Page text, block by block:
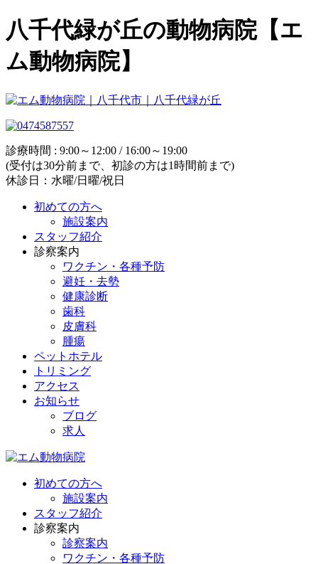
八千代緑が丘の動物病院【エ
ム動物病院】
診療時間 : 9:00～12:00 / 16:00～19:00
(受付は30分前まで、初診の方は1時間前まで)
休診日：水曜/日曜/祝日
初めての方へ
施設案内
スタッフ紹介
診察案内
ワクチン・各種予防
避妊・去勢
健康診断
歯科
皮膚科
腫瘍
ペットホテル
トリミング
アクセス
お知らせ
ブログ
求人
初めての方へ
施設案内
スタッフ紹介
診察案内
診察案内
ワクチン・各種予防